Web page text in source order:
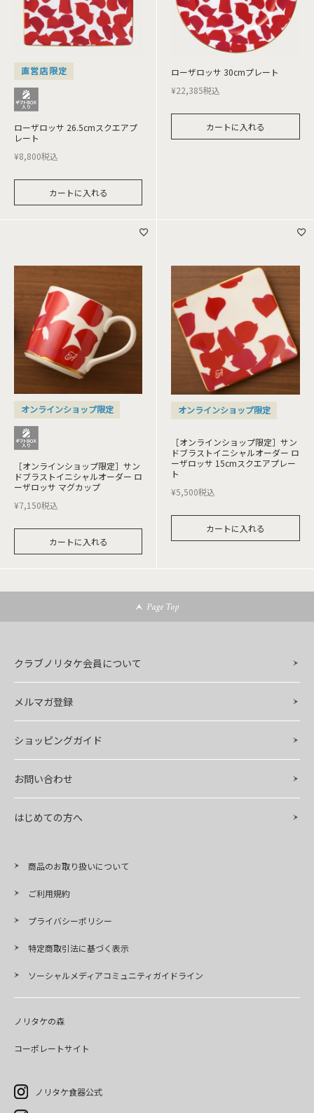
直営店限定
ローザロッサ 26.5cmスクエアプ
レート
¥8,800税込
カートに入れる
ローザロッサ 30cmプレート
¥22,385税込
カートに入れる
オンラインショップ限定
［オンラインショップ限定］サン
ドブラストイニシャルオーダー ロ
ーザロッサ マグカップ
¥7,150税込
カートに入れる
オンラインショップ限定
［オンラインショップ限定］サン
ドブラストイニシャルオーダー ロ
ーザロッサ 15cmスクエアプレー
ト
¥5,500税込
カートに入れる
Page Top
クラブノリタケ会員について
メルマガ登録
ショッピングガイド
お問い合わせ
はじめての方へ
商品のお取り扱いについて
ご利用規約
プライバシーポリシー
特定商取引法に基づく表示
ソーシャルメディアコミュニティガイドライン
ノリタケの森
コーポレートサイト
ノリタケ食器公式